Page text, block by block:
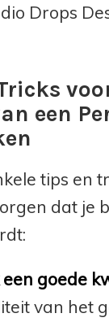
Drops
een
tips en
dat je
goede
van het